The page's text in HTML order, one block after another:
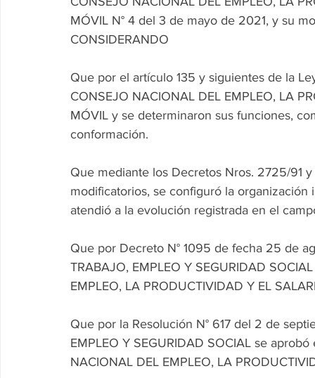
MÓVIL N° 4 del 3 de mayo de 2021, y su
CONSIDERANDO
Que por el artículo 135 y siguientes de la
CONSEJO NACIONAL DEL EMPLEO, LA
MÓVIL y se determinaron sus funciones,
conformación.
Que mediante los Decretos Nros. 2725/91
modificatorios, se configuró la
atendió a la evolución registrada en el
Que por Decreto N° 1095 de fecha 25 de
TRABAJO, EMPLEO Y SEGURIDAD
EMPLEO, LA PRODUCTIVIDAD Y EL
Que por la Resolución N° 617 del 2 de
EMPLEO Y SEGURIDAD SOCIAL se
NACIONAL DEL EMPLEO, LA